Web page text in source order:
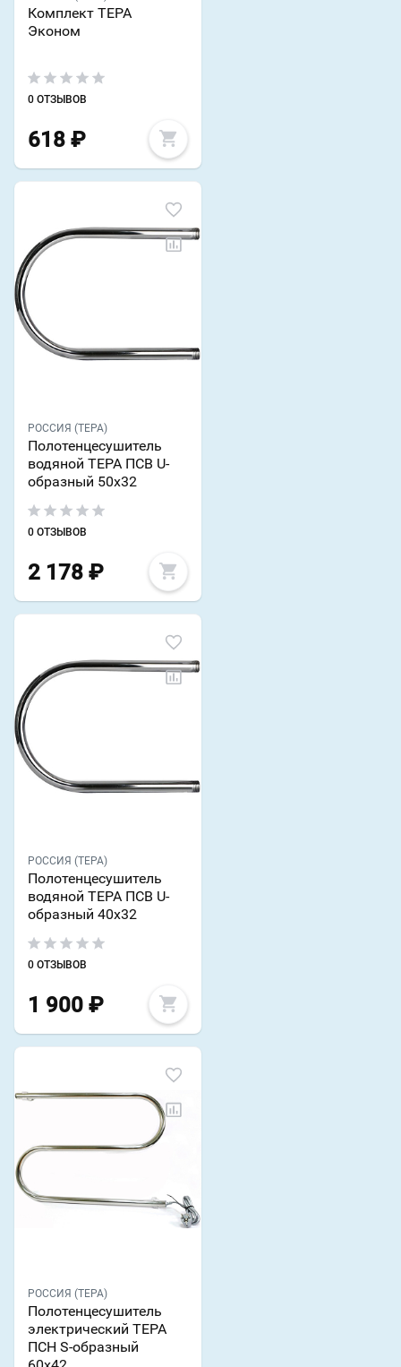
Комплект ТЕРА
Эконом
0 ОТЗЫВОВ
618 ₽
РОССИЯ (ТЕРА)
Полотенцесушитель
водяной ТЕРА ПСВ U-
образный 50х32
0 ОТЗЫВОВ
2 178 ₽
РОССИЯ (ТЕРА)
Полотенцесушитель
водяной ТЕРА ПСВ U-
образный 40х32
0 ОТЗЫВОВ
1 900 ₽
РОССИЯ (ТЕРА)
Полотенцесушитель
электрический ТЕРА
ПСН S-образный